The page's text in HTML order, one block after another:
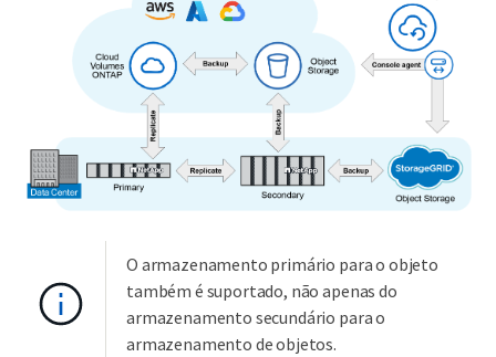
O armazenamento primário para o objeto
também é suportado, não apenas do
armazenamento secundário para o
armazenamento de objetos.